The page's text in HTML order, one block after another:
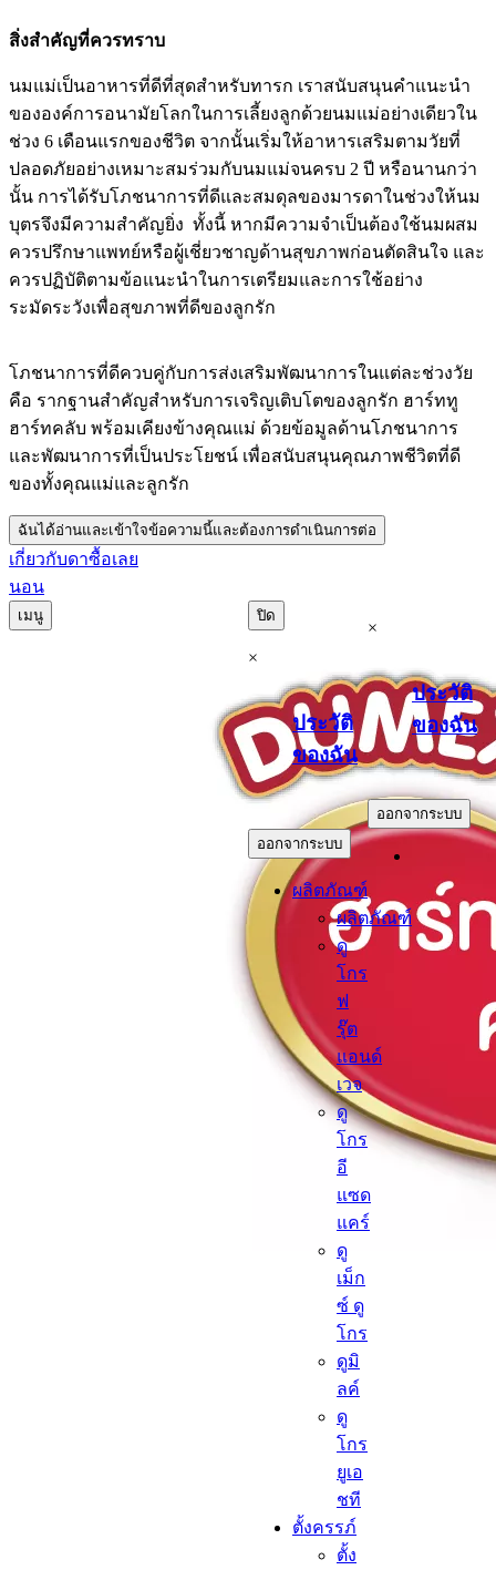
สิ่งสำคัญที่ควรทราบ
นมแม่เป็นอาหารที่ดีที่สุดสำหรับทารก เราสนับสนุนคำแนะนำ
ขององค์การอนามัยโลกในการเลี้ยงลูกด้วยนมแม่อย่างเดียวใน
ช่วง 6 เดือนแรกของชีวิต จากนั้นเริ่มให้อาหารเสริมตามวัยที่
ปลอดภัยอย่างเหมาะสมร่วมกับนมแม่จนครบ 2 ปี หรือนานกว่า
นั้น การได้รับโภชนาการที่ดีและสมดุลของมารดาในช่วงให้นม
บุตรจึงมีความสำคัญยิ่ง ทั้งนี้ หากมีความจำเป็นต้องใช้นมผสม
ควรปรึกษาแพทย์หรือผู้เชี่ยวชาญด้านสุขภาพก่อนตัดสินใจ และ
ควรปฏิบัติตามข้อแนะนำในการเตรียมและการใช้อย่าง
ระมัดระวังเพื่อสุขภาพที่ดีของลูกรัก
โภชนาการที่ดีควบคู่กับการส่งเสริมพัฒนาการในแต่ละช่วงวัย
คือ รากฐานสำคัญสำหรับการเจริญเติบโตของลูกรัก ฮาร์ททู
ฮาร์ทคลับ พร้อมเคียงข้างคุณแม่ ด้วยข้อมูลด้านโภชนาการ
และพัฒนาการที่เป็นประโยชน์ เพื่อสนับสนุนคุณภาพชีวิตที่ดี
ของทั้งคุณแม่และลูกรัก
ฉันได้อ่านและเข้าใจข้อความนี้และต้องการดำเนินการต่อ
เกี่ยวกับดา
นอน
ซื้อเลย
เมนู ปิด
×
ประวัติ
ของฉัน
.
ออกจากระบบ
ผลิตภัณฑ์
ผลิตภัณฑ์
ดู
โกร
ฟ
รุ๊ต
แอนด์
เวจ
ดู
โกร
อี
แซด
แคร์
ดู
เม็ก
ซ์ ดู
โกร
ดูมิ
ลค์
ดู
โกร
ยูเอ
ชที
ตั้งครรภ์​
ตั้ง
×
ประวัติ
ของฉัน
.
ออกจากระบบ